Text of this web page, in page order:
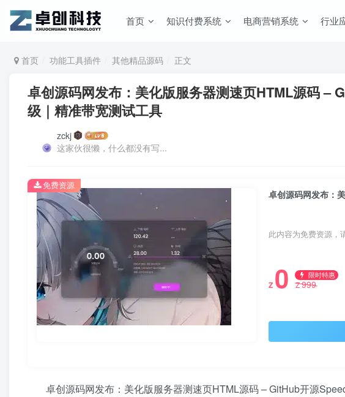
首页 知识付费系统 电商营销系统 行业
首页 功能工具插件 其他精品源码 正文
卓创源码网发布：美化版服务器测速页HTML源码 –
级｜精准带宽测试工具
zckj
这家伙很懒，什么都没有写...
此内容为免费资源，
Z 0 限时特惠
Z999
免费资源
卓创源码网发布：美化版服务器测速页HTML源码 – GitHub开源